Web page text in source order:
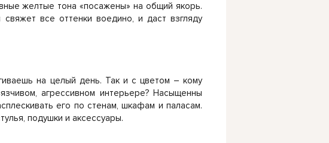
желтые тона «посажены» на общий якорь.
все оттенки воедино, и даст взгляду
на целый день. Так и с цветом – кому
агрессивном интерьере? Насыщенны
его по стенам, шкафам и паласам.
подушки и аксессуары.